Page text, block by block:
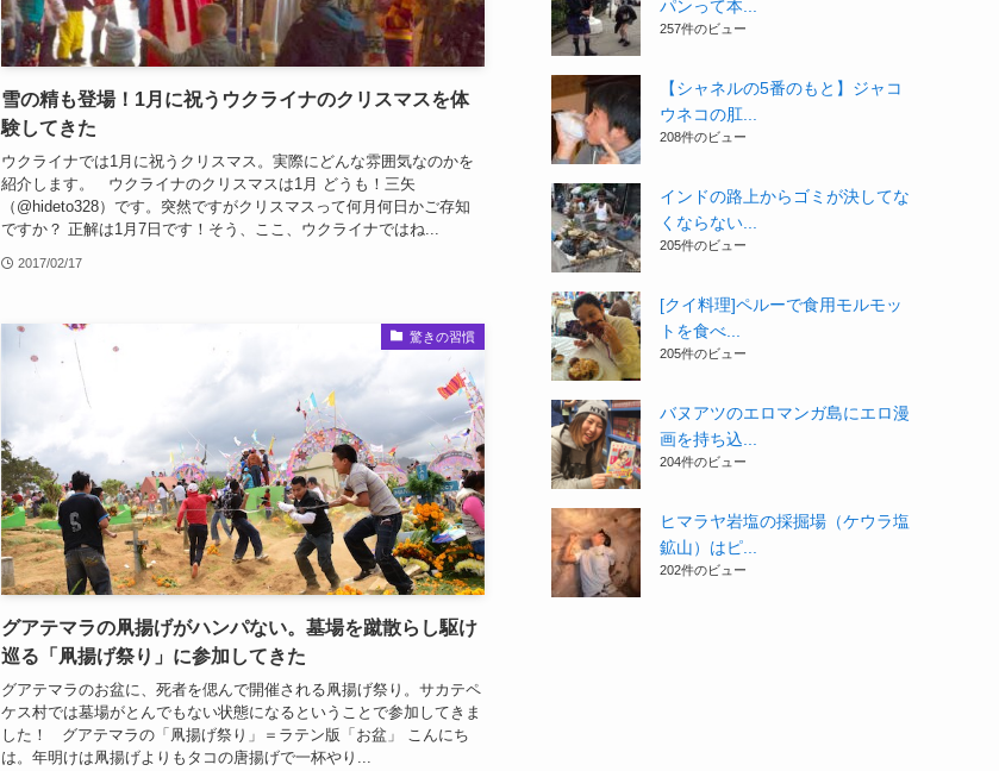
雪の精も登場！1月に祝うウクライナのクリスマスを体
験してきた
ウクライナでは1月に祝うクリスマス。実際にどんな雰囲気なのかを
紹介します。 ウクライナのクリスマスは1月 どうも！三矢
（@hideto328）です。突然ですがクリスマスって何月何日かご存知
ですか？ 正解は1月7日です！そう、ここ、ウクライナではね...
2017/02/17
驚きの習慣
グアテマラの凧揚げがハンパない。墓場を蹴散らし駆け
巡る「凧揚げ祭り」に参加してきた
グアテマラのお盆に、死者を偲んで開催される凧揚げ祭り。サカテペ
ケス村では墓場がとんでもない状態になるということで参加してきま
した！ グアテマラの「凧揚げ祭り」＝ラテン版「お盆」 こんにち
は。年明けは凧揚げよりもタコの唐揚げで一杯やり...
パンって本...
257件のビュー
【シャネルの5番のもと】ジャコ
ウネコの肛...
208件のビュー
インドの路上からゴミが決してな
くならない...
205件のビュー
[クイ料理]ペルーで食用モルモッ
トを食べ...
205件のビュー
バヌアツのエロマンガ島にエロ漫
画を持ち込...
204件のビュー
ヒマラヤ岩塩の採掘場（ケウラ塩
鉱山）はピ...
202件のビュー